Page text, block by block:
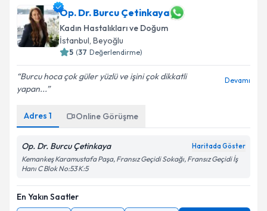
Op. Dr. Burcu Çetinkaya
Kadın Hastalıkları ve Doğum
İstanbul, Beyoğlu
5 (37 Değerlendirme)
Burcu hoca çok güler yüzlü ve işini çok dikkatli
yapan...
Devamı
Adres 1 Online Görüşme
Op. Dr. Burcu Çetinkaya Haritada Göster
Kemankeş Karamustafa Paşa, Fransız Geçidi Sokağı, Fransız Geçidi İş
Hanı C Blok No:53 K:5
En Yakın Saatler